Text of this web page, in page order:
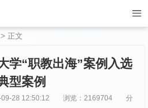
> 正文
学“职教出海”案例入选
型案例
09-28 12:50:12 浏览：2169704
分